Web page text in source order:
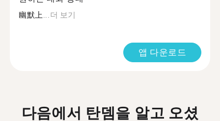
幽默上...더 보기
앱 다운로드
다음에서 탄뎀을 알고 오셨